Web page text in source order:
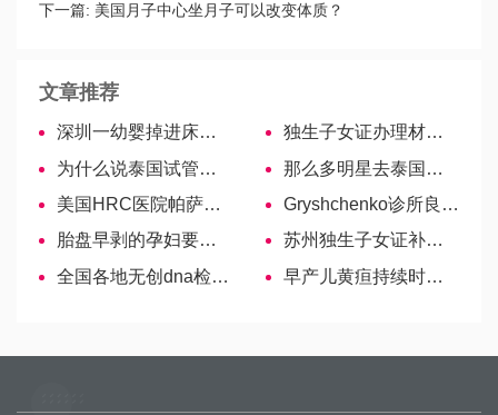
下一篇: 美国月子中心坐月子可以改变体质？
文章推荐
深圳一幼婴掉进床缝窒息身亡，年仅10个月
独生子女证办理材料集锦！
为什么说泰国试管比国内试管好，48岁的我赴泰试管经历告诉你！
那么多明星去泰国做试管婴儿，到底是为什么呢？
美国HRC医院帕萨迪纳分院
Gryshchenko诊所良医—Drogovoz Kateryna Volodymyrivna
胎盘早剥的孕妇要牢记注意事项，饮食禁忌千万别忽视
苏州独生子女证补贴申领流程，各区域申领地点一览！
全国各地无创dna检查费用汇总，准妈可自由选择
早产儿黄疸持续时间并不长，多久能退完由宝宝体质决定-哈萨克斯坦试管婴儿